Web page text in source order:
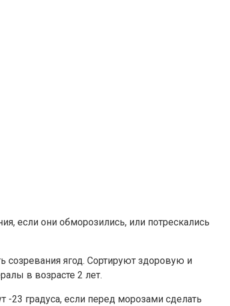
если они обморозились, или потрескались
созревания ягод. Сортируют здоровую и
в возрасте 2 лет.
23 градуса, если перед морозами сделать